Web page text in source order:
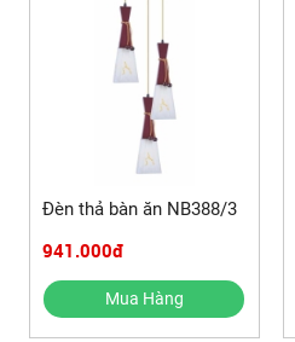
Đèn thả bàn ăn NB388/3
941.000đ
Mua Hàng